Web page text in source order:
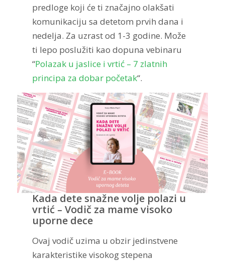
predloge koji će ti značajno olakšati
komunikaciju sa detetom prvih dana i
nedelja. Za uzrast od 1-3 godine. Može
ti lepo poslužiti kao dopuna vebinaru
“Polazak u jaslice i vrtić – 7 zlatnih
principa za dobar početak“.
Kada dete snažne volje polazi u
vrtić – Vodič za mame visoko
uporne dece
Ovaj vodič uzima u obzir jedinstvene
karakteristike visokog stepena